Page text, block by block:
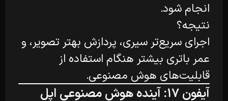
انجام شود.
نتیجه؟
اجرای سریع‌تر سیری، پردازش بهتر تصویر، و
عمر باتری بیشتر هنگام استفاده از
قابلیت‌های هوش مصنوعی.
آیفون ۱۷: آینده هوش مصنوعی اپل